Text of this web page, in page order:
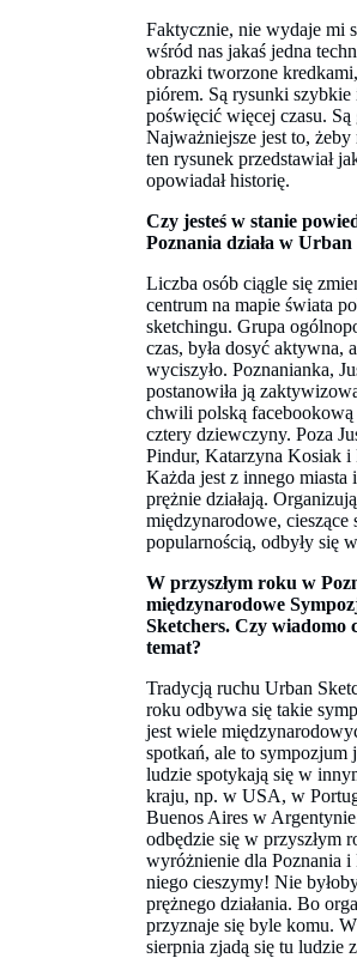
Faktycznie, nie wydaje mi
wśród nas jakaś jedna
obrazki tworzone
piórem. Są rysunki szybkie
poświęcić więcej czasu. Są
Najważniejsze jest to,
ten rysunek przedstawiał
opowiadał historię.
Czy jesteś w stanie
Poznania działa w Urban
Liczba osób ciągle się
centrum na mapie świata
sketchingu. Grupa
czas, była dosyć aktywna,
wyciszyło. Poznanianka,
postanowiła ją
chwili polską facebookową
cztery dziewczyny. Poza
Pindur, Katarzyna Kosiak
Każda jest z innego miasta
prężnie działają.
międzynarodowe, cieszące
popularnością, odbyły się
W przyszłym roku w
międzynarodowe
Sketchers. Czy wiadomo
temat?
Tradycją ruchu Urban
roku odbywa się takie
jest wiele
spotkań, ale to sympozjum
ludzie spotykają się w
kraju, np. w USA, w
Buenos Aires w
odbędzie się w przyszłym
wyróżnienie dla Poznania i
niego cieszymy! Nie
prężnego działania. Bo
przyznaje się byle komu.
sierpnia zjadą się tu ludzie